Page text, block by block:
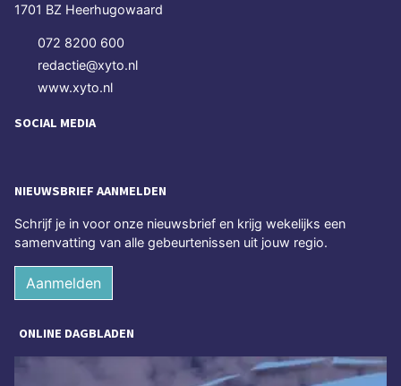
1701 BZ Heerhugowaard
072 8200 600
redactie@xyto.nl
www.xyto.nl
SOCIAL MEDIA
NIEUWSBRIEF AANMELDEN
Schrijf je in voor onze nieuwsbrief en krijg wekelijks een
samenvatting van alle gebeurtenissen uit jouw regio.
Aanmelden
ONLINE DAGBLADEN